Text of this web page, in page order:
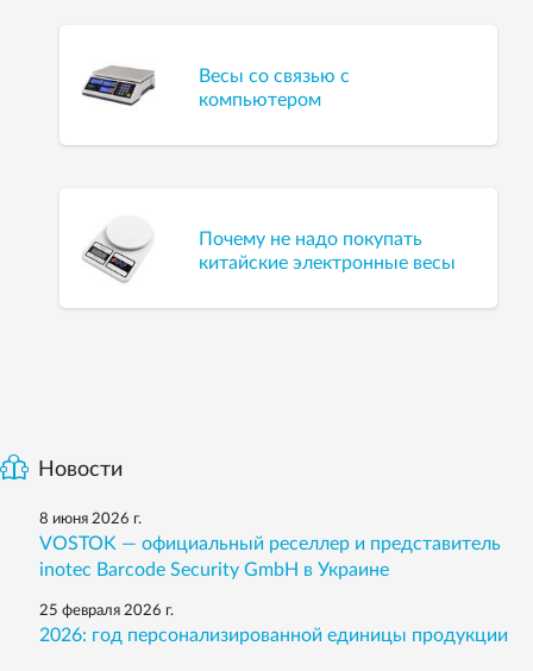
Весы со связью с
компьютером
Почему не надо покупать
китайские электронные весы
Новости
8 июня 2026 г.
VOSTOK — официальный реселлер и представитель
inotec Barcode Security GmbH в Украине
25 февраля 2026 г.
2026: год персонализированной единицы продукции